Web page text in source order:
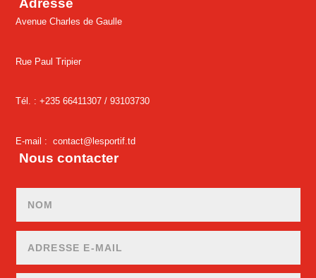
Adresse
Avenue Charles de Gaulle
Rue Paul Tripier
Tél. : +235 66411307 /93103730
E-mail :contact@lesportif.td
Nous contacter